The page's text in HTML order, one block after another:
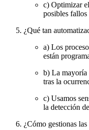
c) Optimizar
posibles fallos
¿Qué tan
a) Los
están
b) La mayoría
tras la
c) Usamos
la detección
¿Cómo gestionas